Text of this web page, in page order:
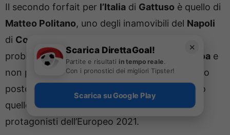
Il secondo forfait per l’Italia di Gattuso è quello di
Matteo Politano, uno degli inamovibili del Napoli
di Conte
problema fisico durante la gara contro il
Genoa e
non potrà rispondere alla convocazione. Al suo
posto c’è un grande ritorno in Azzurro, ovvero
quello diLeonardo Spinazzola,uno dei
protagonisti dell’Europeo 2021.
✕
Scarica DirettaGoal!
Partite e risultati in tempo reale.
Con i pronostici dei migliori Tipster!
Scarica su Google Play